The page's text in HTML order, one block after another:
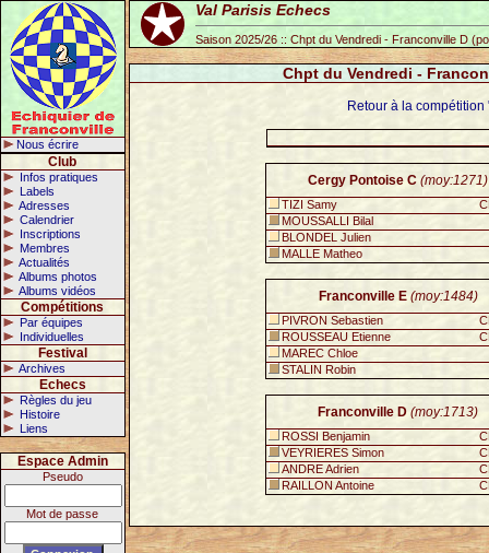
Nous écrire
Club
Infos pratiques
Labels
Adresses
Calendrier
Inscriptions
Membres
Actualités
Albums photos
Albums vidéos
Compétitions
Par équipes
Individuelles
Festival
Archives
Echecs
Règles du jeu
Histoire
Liens
Espace Admin
Pseudo
Mot de passe
Val Parisis Echecs
Saison 2025/26 :: Chpt du Vendredi - Franconville D
Chpt du Vendredi -
Retour à la
Cergy Pontoise C (moy:1271)
TIZI Samy
MOUSSALLI Bilal
BLONDEL Julien
MALLE Matheo
Franconville E (moy:1484)
PIVRON Sebastien
ROUSSEAU Etienne
MAREC Chloe
STALIN Robin
Franconville D (moy:1713)
ROSSI Benjamin
VEYRIERES Simon
ANDRE Adrien
RAILLON Antoine